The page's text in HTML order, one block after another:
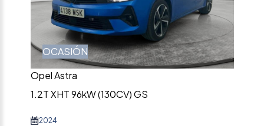
OCASIÓN
Opel Astra
1.2T XHT 96kW (130CV) GS
2024